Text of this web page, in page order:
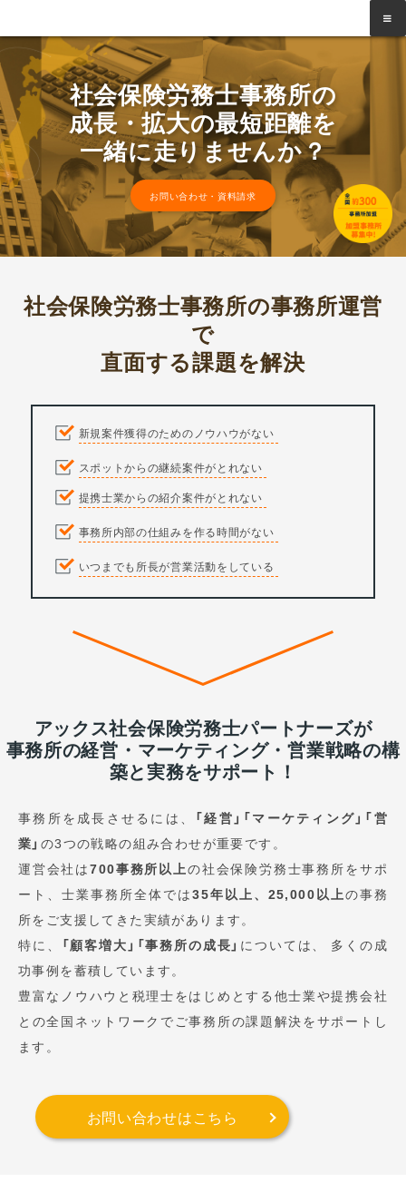
社会保険労務士事務所の
成長・拡大の最短距離を
一緒に走りませんか？
お問い合わせ・資料請求
社会保険労務士事務所の事務所運営
で
直面する課題を解決
新規案件獲得のためのノウハウがない
スポットからの継続案件がとれない
提携士業からの紹介案件がとれない
事務所内部の仕組みを作る時間がない
いつまでも所長が営業活動をしている
アックス社会保険労務士パートナーズが
事務所の経営・マーケティング・営業戦略の構
築と実務をサポート！
事務所を成長させるには、 「経営」「マーケティング」「営
業」 の3つの戦略の組み合わせが重要です。
運営会社は700事務所以上の社会保険労務士事務所をサポ
ート、士業事務所全体では35年以上、25,000以上の事務
所をご支援してきた実績があります。
特に、
「顧客増大」「事務所の成長」 については、 多くの成
功事例を蓄積しています。
豊富なノウハウと税理士をはじめとする他士業や提携会社
との全国ネットワークでご事務所の課題解決をサポートし
ます。
お問い合わせはこちら